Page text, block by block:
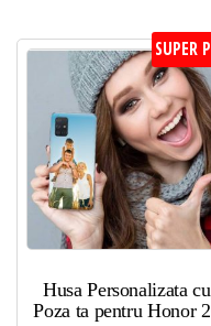
SUPER
Husa Personalizata cu
Poza ta pentru Honor